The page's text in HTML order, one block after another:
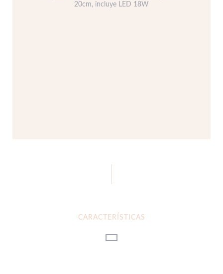
20cm, incluye LED 18W
CARACTERÍSTICAS